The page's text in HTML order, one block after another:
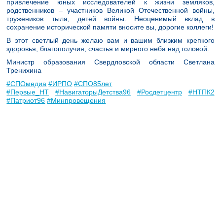
привлечение юных исследователей к жизни земляков,
родственников – участников Великой Отечественной войны,
тружеников тыла, детей войны. Неоценимый вклад в
сохранение исторической памяти вносите вы, дорогие коллеги!
В этот светлый день желаю вам и вашим близким крепкого
здоровья, благополучия, счастья и мирного неба над головой.
Министр образования Свердловской области Светлана
Тренихина
#СПОмедиа #ИРПО #СПО85лет
#Первые_НТ
#НавигаторыДетства96 #Росдетцентр
#НТПК2
#Патриот96 #Минпровещения